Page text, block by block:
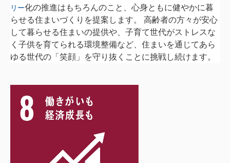
リー化の推進はもちろんのこと、心身ともに健やかに暮
らせる住まいづくりを提案します。 高齢者の方々が安心
して暮らせる住まいの提供や、子育て世代がストレスな
く子供を育てられる環境整備など、住まいを通じてあら
ゆる世代の「笑顔」を守り抜くことに挑戦し続けます。